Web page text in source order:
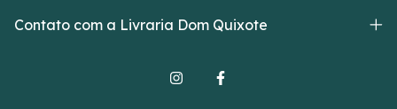
Contato com a Livraria Dom Quixote